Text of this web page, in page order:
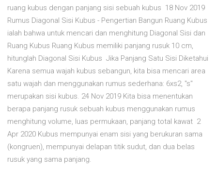
ruang kubus dengan panjang sisi sebuah kubus 18 Nov 2019
Rumus Diagonal Sisi Kubus - Pengertian Bangun Ruang Kubus
ialah bahwa untuk mencari dan menghitung Diagonal Sisi dan
Ruang Kubus Ruang Kubus memiliki panjang rusuk 10 cm,
hitunglah Diagonal Sisi Kubus Jika Panjang Satu Sisi Diketahui
Karena semua wajah kubus sebangun, kita bisa mencari area
satu wajah dan menggunakan rumus sederhana: 6xs2, "s"
merupakan sisi kubus. 24 Nov 2019 Kita bisa menentukan
berapa panjang rusuk sebuah kubus menggunakan rumus
menghitung volume, luas permukaan, panjang total kawat 2
Apr 2020 Kubus mempunyai enam sisi yang berukuran sama
(kongruen), mempunyai delapan titik sudut, dan dua belas
rusuk yang sama panjang.